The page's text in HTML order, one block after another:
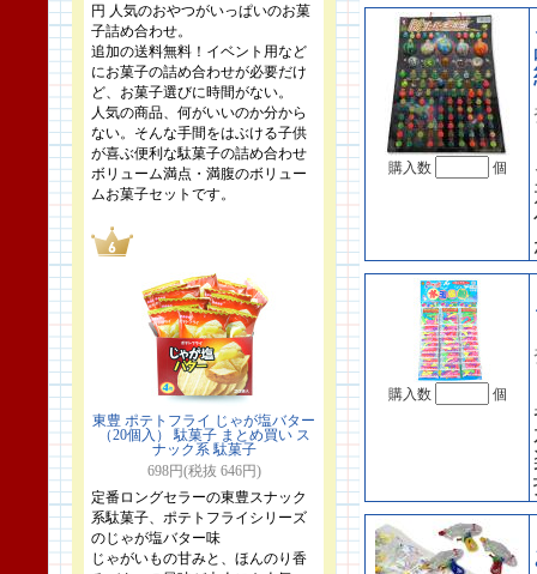
円 人気のおやつがいっぱいのお菓
子詰め合わせ。
追加の送料無料！イベント用など
にお菓子の詰め合わせが必要だけ
ど、お菓子選びに時間がない。
人気の商品、何がいいのか分から
ない。そんな手間をはぶける子供
が喜ぶ便利な駄菓子の詰め合わせ
ボリューム満点・満腹のボリュー
ムお菓子セットです。
東豊 ポテトフライ じゃが塩バター
（20個入） 駄菓子 まとめ買い ス
ナック系 駄菓子
698円(税抜 646円)
定番ロングセラーの東豊スナック
系駄菓子、ポテトフライシリーズ
のじゃが塩バター味
じゃがいもの甘みと、ほんのり香
購入数 個
購入数 個